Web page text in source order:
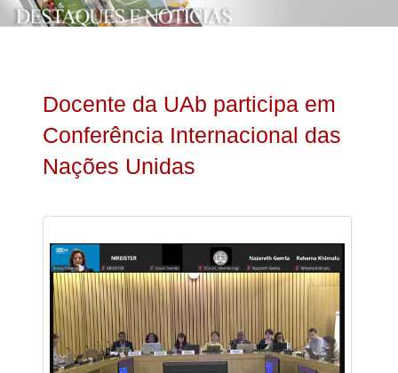
Docente da UAb participa em
Conferência Internacional das
Nações Unidas